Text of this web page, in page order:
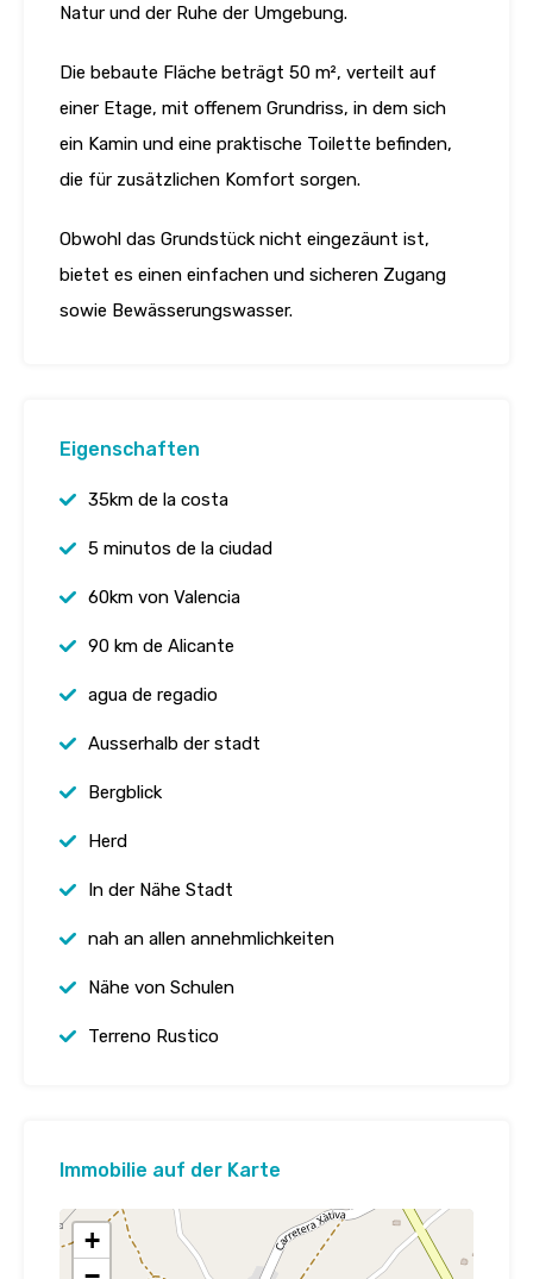
Natur und der Ruhe der Umgebung.
Die bebaute Fläche beträgt 50 m², verteilt auf
einer Etage, mit offenem Grundriss, in dem sich
ein Kamin und eine praktische Toilette befinden,
die für zusätzlichen Komfort sorgen.
Obwohl das Grundstück nicht eingezäunt ist,
bietet es einen einfachen und sicheren Zugang
sowie Bewässerungswasser.
Eigenschaften
35km de la costa
5 minutos de la ciudad
60km von Valencia
90 km de Alicante
agua de regadio
Ausserhalb der stadt
Bergblick
Herd
In der Nähe Stadt
nah an allen annehmlichkeiten
Nähe von Schulen
Terreno Rustico
Immobilie auf der Karte
+